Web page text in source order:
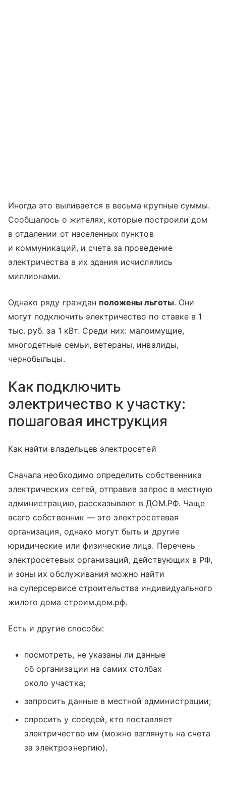
Иногда это выливается в весьма крупные суммы.
Сообщалось о жителях, которые построили дом
в отдалении от населенных пунктов
и коммуникаций, и счета за проведение
электричества в их здания исчислялись
миллионами.
Однако ряду граждан положены льготы. Они
могут подключить электричество по ставке в 1
тыс. руб. за 1 кВт. Среди них: малоимущие,
многодетные семьи, ветераны, инвалиды,
чернобыльцы.
Как подключить
электричество к участку:
пошаговая инструкция
Как найти владельцев электросетей
Сначала необходимо определить собственника
электрических сетей, отправив запрос в местную
администрацию, рассказывают в ДОМ.РФ. Чаще
всего собственник — это электросетевая
организация, однако могут быть и другие
юридические или физические лица. Перечень
электросетевых организаций, действующих в РФ,
и зоны их обслуживания можно найти
на суперсервисе строительства индивидуального
жилого дома строим.дом.рф.
Есть и другие способы:
посмотреть, не указаны ли данные
об организации на самих столбах
около участка;
запросить данные в местной администрации;
спросить у соседей, кто поставляет
электричество им (можно взглянуть на счета
за электроэнергию).